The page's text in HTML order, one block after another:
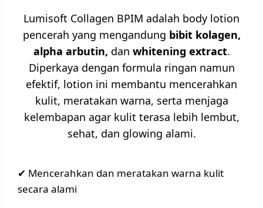
Lumisoft Collagen BPIM adalah body lotion
pencerah yang mengandung bibit kolagen,
alpha arbutin, dan whitening extract.
Diperkaya dengan formula ringan namun
efektif, lotion ini membantu mencerahkan
kulit, meratakan warna, serta menjaga
kelembapan agar kulit terasa lebih lembut,
sehat, dan glowing alami.
✔ Mencerahkan dan meratakan warna kulit
secara alami